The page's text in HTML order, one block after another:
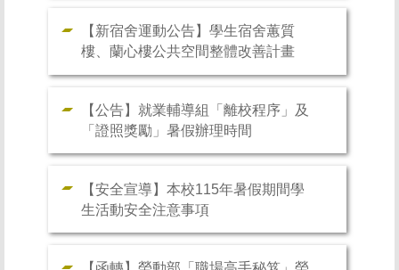
【新宿舍運動公告】學生宿舍蕙質
樓、蘭心樓公共空間整體改善計畫
【公告】就業輔導組「離校程序」及
「證照獎勵」暑假辦理時間
【安全宣導】本校115年暑假期間學
生活動安全注意事項